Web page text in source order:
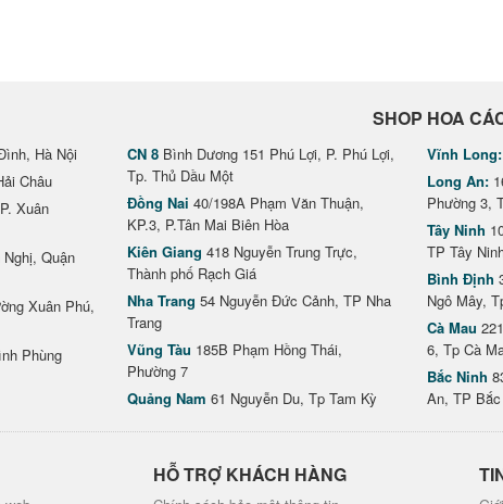
SHOP HOA
Hà Nội
Châu
Xuân
Quận
Xuân Phú,
Phùng
CN 8 Bình Dương 151 Phú Lợi, P. Phú Lợi,
Tp. Thủ Dầu Một
Đồng Nai 40/198A Phạm Văn Thuận,
KP.3, P.Tân Mai Biên Hòa
Kiên Giang 418 Nguyễn Trung Trực,
Thành phố Rạch Giá
Nha Trang 54 Nguyễn Đức Cảnh, TP Nha
Trang
Vũng Tàu 185B Phạm Hồng Thái,
Phường 7
Quảng Nam 61 Nguyễn Du, Tp Tam Kỳ
Vĩnh Long:
Long An:
Phường 3,
Tây Ninh
TP Tây
Bình Định
Ngô Mây,
Cà Mau
6, Tp Cà
Bắc Ninh
An, TP
HỖ TRỢ KHÁCH HÀNG